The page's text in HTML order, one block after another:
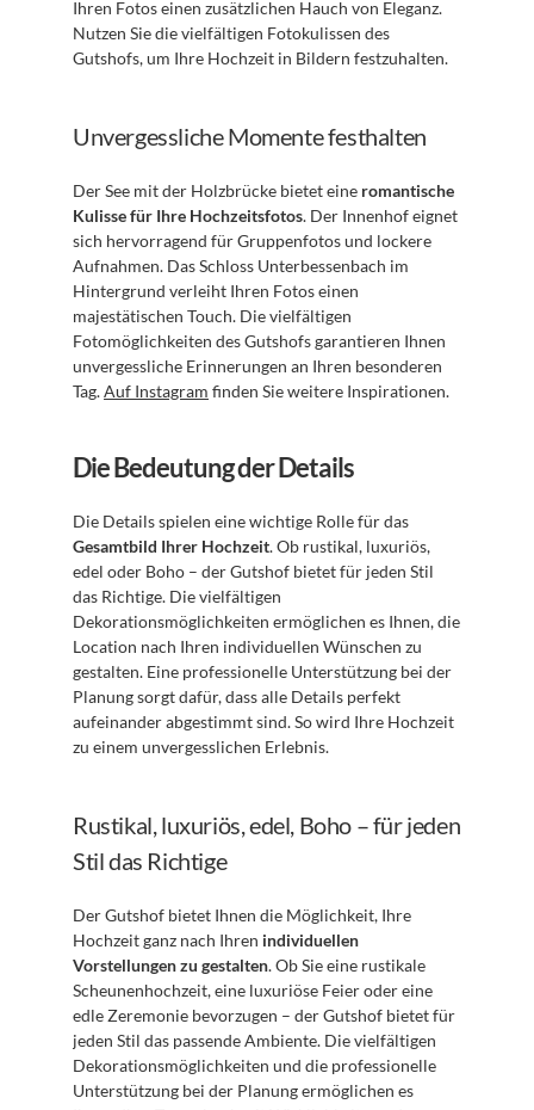
Ihren Fotos einen zusätzlichen Hauch von Eleganz.
Nutzen Sie die vielfältigen Fotokulissen des
Gutshofs, um Ihre Hochzeit in Bildern festzuhalten.
Unvergessliche Momente festhalten
Der See mit der Holzbrücke bietet eine romantische
Kulisse für Ihre Hochzeitsfotos. Der Innenhof eignet
sich hervorragend für Gruppenfotos und lockere
Aufnahmen. Das Schloss Unterbessenbach im
Hintergrund verleiht Ihren Fotos einen
majestätischen Touch. Die vielfältigen
Fotomöglichkeiten des Gutshofs garantieren Ihnen
unvergessliche Erinnerungen an Ihren besonderen
Tag. Auf Instagram finden Sie weitere Inspirationen.
Die Bedeutung der Details
Gesamtbild Ihrer Hochzeit. Ob rustikal, luxuriös,
edel oder Boho – der Gutshof bietet für jeden Stil
das Richtige. Die vielfältigen
Dekorationsmöglichkeiten ermöglichen es Ihnen, die
Location nach Ihren individuellen Wünschen zu
gestalten. Eine professionelle Unterstützung bei der
Planung sorgt dafür, dass alle Details perfekt
aufeinander abgestimmt sind. So wird Ihre Hochzeit
zu einem unvergesslichen Erlebnis.
Rustikal, luxuriös, edel, Boho – für jeden
Stil das Richtige
Der Gutshof bietet Ihnen die Möglichkeit, Ihre
Hochzeit ganz nach Ihren individuellen
Vorstellungen zu gestalten. Ob Sie eine rustikale
Scheunenhochzeit, eine luxuriöse Feier oder eine
edle Zeremonie bevorzugen – der Gutshof bietet für
jeden Stil das passende Ambiente. Die vielfältigen
Dekorationsmöglichkeiten und die professionelle
Unterstützung bei der Planung ermöglichen es